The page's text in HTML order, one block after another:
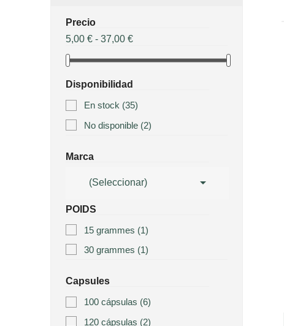
Precio
5,00 € - 37,00 €
Disponibilidad
En stock (35)
No disponible (2)
Marca
(Seleccionar) 
POIDS
15 grammes (1)
30 grammes (1)
Capsules
100 cápsulas (6)
120 cápsulas (2)